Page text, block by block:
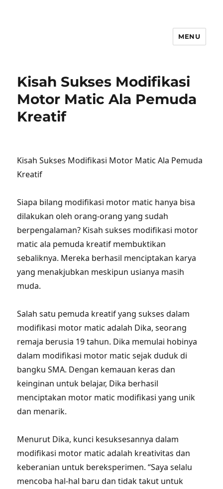
MENU
Kisah Sukses Modifikasi
Motor Matic Ala Pemuda
Kreatif
Kisah Sukses Modifikasi Motor Matic Ala Pemuda
Kreatif
Siapa bilang modifikasi motor matic hanya bisa
dilakukan oleh orang-orang yang sudah
berpengalaman? Kisah sukses modifikasi motor
matic ala pemuda kreatif membuktikan
sebaliknya. Mereka berhasil menciptakan karya
yang menakjubkan meskipun usianya masih
muda.
Salah satu pemuda kreatif yang sukses dalam
modifikasi motor matic adalah Dika, seorang
remaja berusia 19 tahun. Dika memulai hobinya
dalam modifikasi motor matic sejak duduk di
bangku SMA. Dengan kemauan keras dan
keinginan untuk belajar, Dika berhasil
menciptakan motor matic modifikasi yang unik
dan menarik.
Menurut Dika, kunci kesuksesannya dalam
modifikasi motor matic adalah kreativitas dan
keberanian untuk bereksperimen. “Saya selalu
mencoba hal-hal baru dan tidak takut untuk